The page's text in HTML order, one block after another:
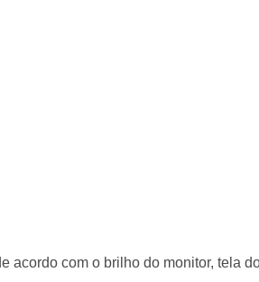
acordo com o brilho do monitor, tela